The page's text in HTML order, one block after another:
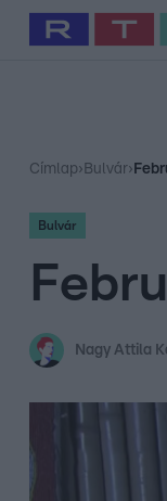
Babits Marcella
Címlap› Bulvár›
Bulvár
Nagy Attila